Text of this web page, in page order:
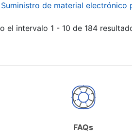
Suministro de material electrónico
el intervalo 1 - 10 de 184
FAQs